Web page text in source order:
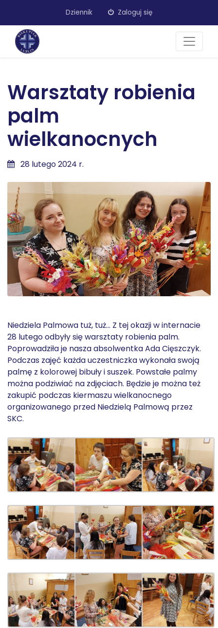
Dziennik Zaloguj się
Warsztaty robienia
palm
wielkanocnych
28 lutego 2024 r.
Niedziela Palmowa tuż, tuż… Z tej okazji w internacie
28 lutego odbyły się warsztaty robienia palm.
Poprowadziła je nasza absolwentka Ada Cięszczyk.
Podczas zajęć każda uczestniczka wykonała swoją
palmę z kolorowej bibuły i suszek. Powstałe palmy
można podziwiać na zdjęciach. Będzie je można też
zakupić podczas kiermaszu wielkanocnego
organizowanego przed Niedzielą Palmową przez
SKC.